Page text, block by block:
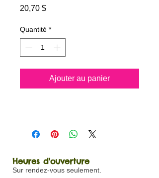
20,70 $Prix
Quantité *
Ajouter au panier
Heures d'ouverture
Sur rendez-vous seulement.